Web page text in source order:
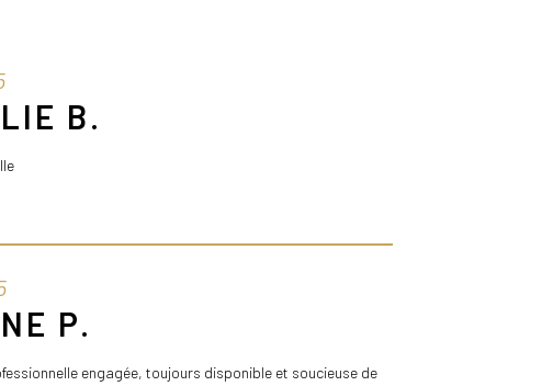
B.
P.
engagée, toujours disponible et soucieuse de